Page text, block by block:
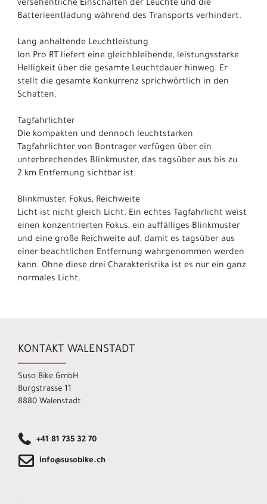
versehentliche Einschalten der Leuchte und die
Batterieentladung während des Transports verhindert.
Lang anhaltende Leuchtleistung
Ion Pro RT liefert eine gleichbleibende, leistungsstarke
Helligkeit über die gesamte Leuchtdauer hinweg. Er
stellt die gesamte Konkurrenz sprichwörtlich in den
Schatten.
Tagfahrlichter
Die kompakten und dennoch leuchtstarken
Tagfahrlichter von Bontrager verfügen über ein
unterbrechendes Blinkmuster, das tagsüber aus bis zu
2 km Entfernung sichtbar ist.
Blinkmuster, Fokus, Reichweite
Licht ist nicht gleich Licht. Ein echtes Tagfahrlicht weist
einen konzentrierten Fokus, ein auffälliges Blinkmuster
und eine große Reichweite auf, damit es tagsüber aus
einer beachtlichen Entfernung wahrgenommen werden
kann. Ohne diese drei Charakteristika ist es nur ein ganz
normales Licht.
KONTAKT WALENSTADT
Suso Bike GmbH
Burgstrasse 11
8880 Walenstadt
+41 81 735 32 70
info@susobike.ch